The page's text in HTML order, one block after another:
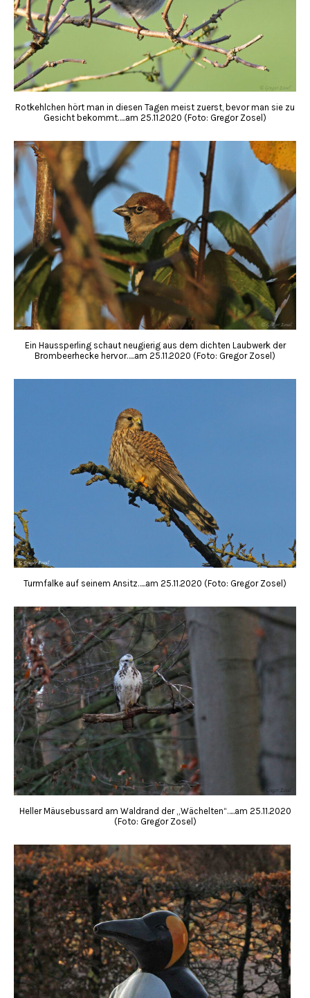
Rotkehlchen hört man in diesen Tagen meist zuerst, bevor man sie zu
Gesicht bekommt…..am 25.11.2020 (Foto: Gregor Zosel)
Ein Haussperling schaut neugierig aus dem dichten Laubwerk der
Brombeerhecke hervor…..am 25.11.2020 (Foto: Gregor Zosel)
Turmfalke auf seinem Ansitz…..am 25.11.2020 (Foto: Gregor Zosel)
Heller Mäusebussard am Waldrand der „Wächelten“…..am 25.11.2020
(Foto: Gregor Zosel)